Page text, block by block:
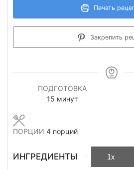
Печать
Закрепить
ПОДГОТОВКА
15 минуты
минут
ПОРЦИИ 4 порций
ИНГРЕДИЕНТЫ 1x